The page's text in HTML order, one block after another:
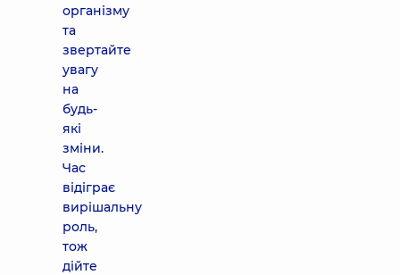
організму
та
звертайте
увагу
на
будь-
які
зміни.
Час
відіграє
вирішальну
роль,
тож
дійте